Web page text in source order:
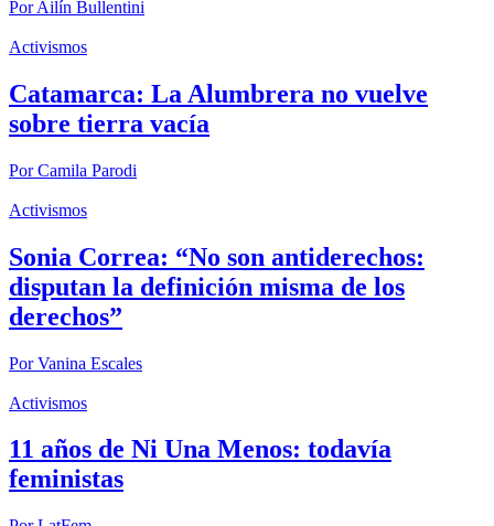
PorAilín Bullentini
Activismos
Catamarca: La Alumbrera no vuelve
sobre tierra vacía
PorCamila Parodi
Activismos
Sonia Correa: “No son antiderechos:
disputan la definición misma de los
derechos”
PorVanina Escales
Activismos
11 años de Ni Una Menos: todavía
feministas